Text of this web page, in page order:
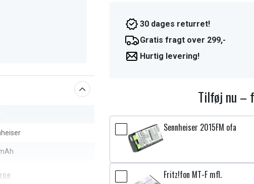
30 dages returret!
Gratis fragt over 299,-
Hurtig levering!
Tilføj nu –
Sennheiser 2015FM ofa
Fritz!fon MT-F mfl.